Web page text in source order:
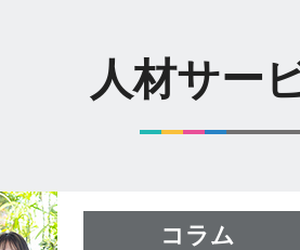
人材サー
コラム